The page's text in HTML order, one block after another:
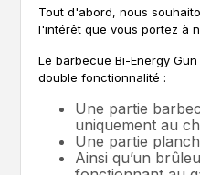
Tout d'abord, nous
l'intérêt que vous portez à
Le barbecue Bi-Energy
double fonctionnalité :
Une partie
uniquement au
Une partie
Ainsi qu’un